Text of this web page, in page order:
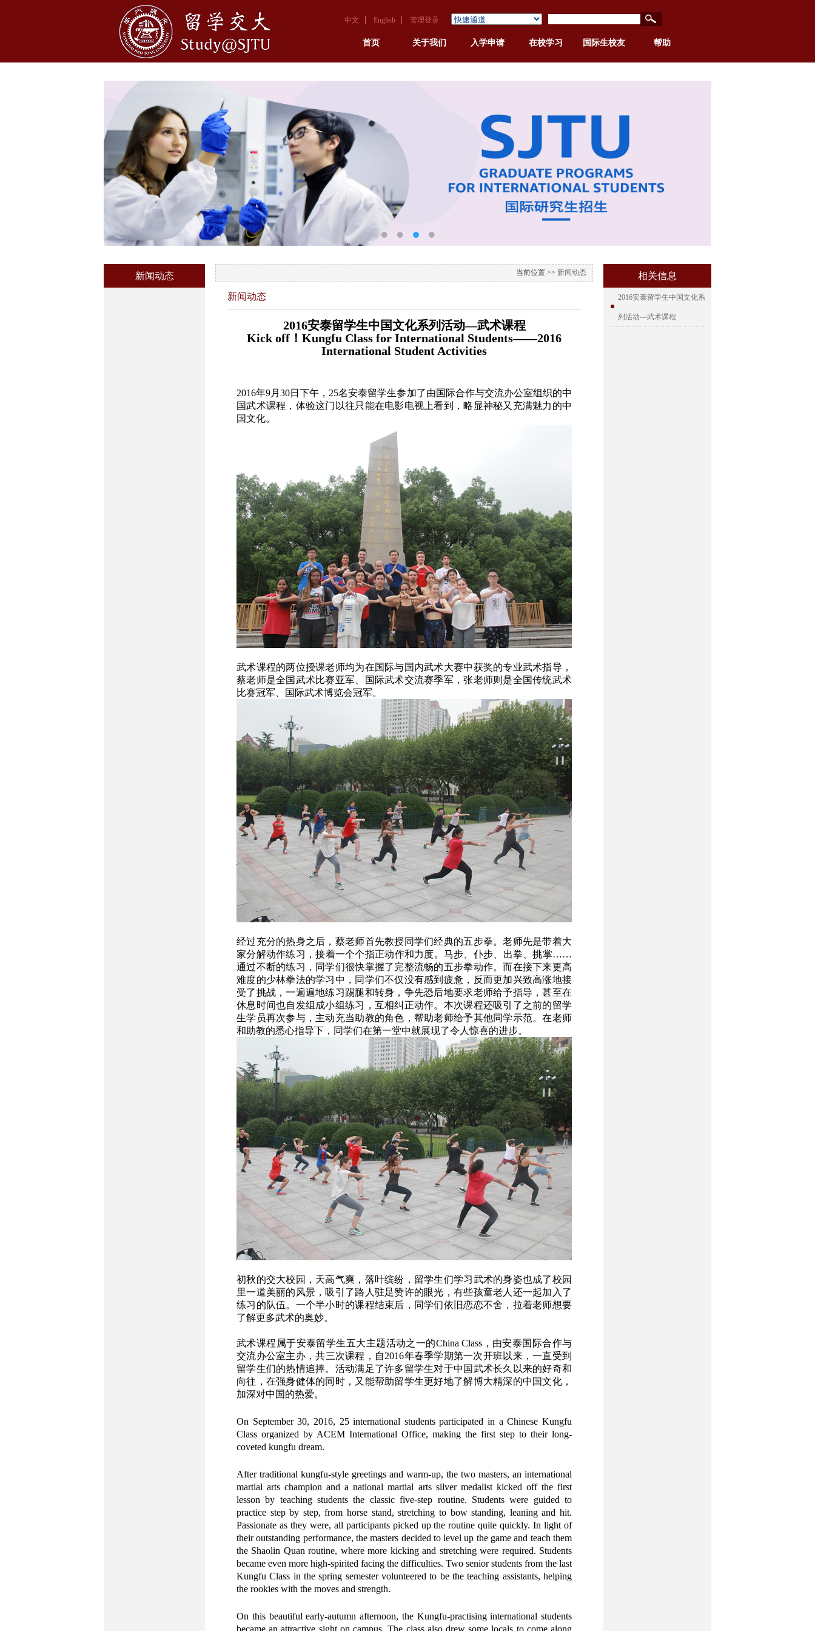
中文 English 管理登录
首页 关于我们 入学申请 在校学习 国际生校友 帮助
新闻动态 当前位置 >> 新闻动态
新闻动态
2016安泰留学生中国文化系列活动—武术课程
Kick off！Kungfu Class for International Students——2016
International Student Activities
2016年9月30日下午，25名安泰留学生参加了由国际合作与交流办公室组织的中
国武术课程，体验这门以往只能在电影电视上看到，略显神秘又充满魅力的中
国文化。
武术课程的两位授课老师均为在国际与国内武术大赛中获奖的专业武术指导，
蔡老师是全国武术比赛亚军、国际武术交流赛季军，张老师则是全国传统武术
比赛冠军、国际武术博览会冠军。
经过充分的热身之后，蔡老师首先教授同学们经典的五步拳。老师先是带着大
家分解动作练习，接着一个个指正动作和力度。马步、仆步、出拳、挑掌……
通过不断的练习，同学们很快掌握了完整流畅的五步拳动作。而在接下来更高
难度的少林拳法的学习中，同学们不仅没有感到疲惫，反而更加兴致高涨地接
受了挑战，一遍遍地练习踢腿和转身，争先恐后地要求老师给予指导，甚至在
休息时间也自发组成小组练习，互相纠正动作。本次课程还吸引了之前的留学
生学员再次参与，主动充当助教的角色，帮助老师给予其他同学示范。在老师
和助教的悉心指导下，同学们在第一堂中就展现了令人惊喜的进步。
初秋的交大校园，天高气爽，落叶缤纷，留学生们学习武术的身姿也成了校园
里一道美丽的风景，吸引了路人驻足赞许的眼光，有些孩童老人还一起加入了
练习的队伍。一个半小时的课程结束后，同学们依旧恋恋不舍，拉着老师想要
了解更多武术的奥妙。
武术课程属于安泰留学生五大主题活动之一的China Class，由安泰国际合作与
交流办公室主办，共三次课程，自2016年春季学期第一次开班以来，一直受到
留学生们的热情追捧。活动满足了许多留学生对于中国武术长久以来的好奇和
向往，在强身健体的同时，又能帮助留学生更好地了解博大精深的中国文化，
加深对中国的热爱。
On September 30, 2016, 25 international students participated in a Chinese Kungfu
Class organized by ACEM International Office, making the first step to their long-
coveted kungfu dream.
After traditional kungfu-style greetings and warm-up, the two masters, an international
martial arts champion and a national martial arts silver medalist kicked off the first
lesson by teaching students the classic five-step routine. Students were guided to
practice step by step, from horse stand, stretching to bow standing, leaning and hit.
Passionate as they were, all participants picked up the routine quite quickly. In light of
their outstanding performance, the masters decided to level up the game and teach them
the Shaolin Quan routine, where more kicking and stretching were required. Students
became even more high-spirited facing the difficulties. Two senior students from the last
Kungfu Class in the spring semester volunteered to be the teaching assistants, helping
the rookies with the moves and strength.
On this beautiful early-autumn afternoon, the Kungfu-practising international students
became an attractive sight on campus. The class also drew some locals to come along
相关信息
2016安泰留学生中国文化系
列活动—武术课程